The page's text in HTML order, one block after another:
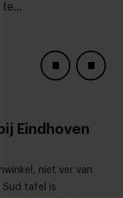
te
Eindhoven
niet ver van
Sud tafel is